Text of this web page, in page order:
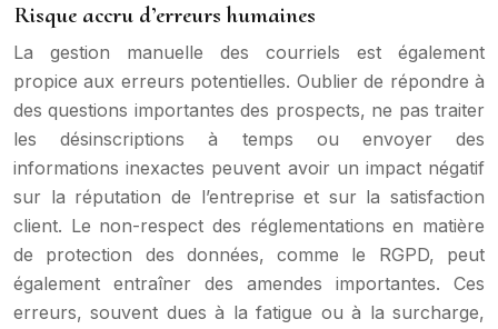
Risque accru d’erreurs humaines
La gestion manuelle des courriels est également
propice aux erreurs potentielles. Oublier de répondre à
des questions importantes des prospects, ne pas traiter
les désinscriptions à temps ou envoyer des
informations inexactes peuvent avoir un impact négatif
sur la réputation de l’entreprise et sur la satisfaction
client. Le non-respect des réglementations en matière
de protection des données, comme le RGPD, peut
également entraîner des amendes importantes. Ces
erreurs, souvent dues à la fatigue ou à la surcharge,